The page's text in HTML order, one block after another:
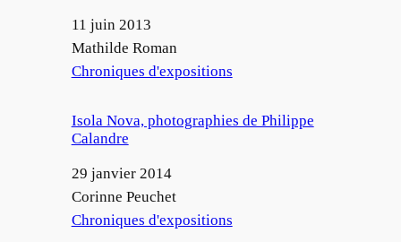
Date
11 juin 2013
Auteur
Mathilde Roman
Par rapport à
Chroniques d'expositions
Isola Nova, photographies de Philippe
Calandre
Date
29 janvier 2014
Auteur
Corinne Peuchet
Par rapport à
Chroniques d'expositions